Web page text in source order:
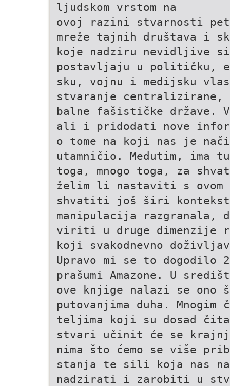
ljudskom vrstom na
ovoj razini stvarnosti
mreže tajnih društava i
koje nadziru nevidljive
postavljaju u političku,
sku, vojnu i medijsku
stvaranje centralizirane,
balne fašističke države.
ali i pridodati nove
o tome na koji nas je
utamničio. Međutim, ima
toga, mnogo toga, za
želim li nastaviti s ovom
shvatiti još širi kontekst
manipulacija razgranala,
viriti u druge dimenzije
koji svakodnevno
Upravo mi se to dogodilo
prašumi Amazone. U
ove knjige nalazi se ono
putovanjima duha. Mnogim
teljima koji su dosad
stvari učinit će se
nima što ćemo se više
stanja te sili koja nas
nadzirati i zarobiti u